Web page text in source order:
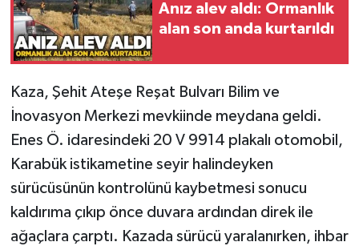
Anız alev aldı: Ormanlık
alan son anda kurtarıldı
Kaza, Şehit Ateşe Reşat Bulvarı Bilim ve
İnovasyon Merkezi mevkiinde meydana geldi.
Enes Ö. idaresindeki 20 V 9914 plakalı otomobil,
Karabük istikametine seyir halindeyken
sürücüsünün kontrolünü kaybetmesi sonucu
kaldırıma çıkıp önce duvara ardından direk ile
ağaçlara çarptı. Kazada sürücü yaralanırken, ihbar
Gökçebey
GÜNDEM
İş ilanı
Kilimli
Kültür - Sanat
MAGAZİN